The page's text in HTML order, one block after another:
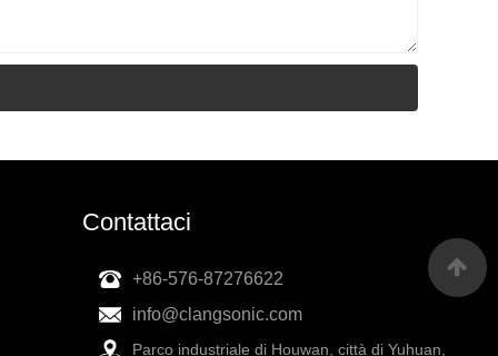
Contattaci
+86-576-87276622
info@clangsonic.com
Parco industriale di Houwan, città di Yuhuan,